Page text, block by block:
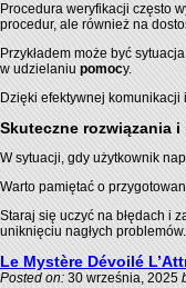
Procedura weryfikacji często
procedur, ale również na
Przykładem może być
w udzielaniu pomocy.
Dzięki efektywnej
Skuteczne rozwiązania i
W sytuacji, gdy użytkownik
Warto pamiętać o
Staraj się uczyć na błędach i
uniknięciu nagłych problemów.
Le Mystère Dévoilé
Posted on: 30 września, 2025